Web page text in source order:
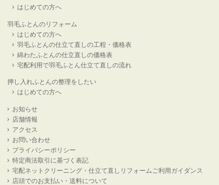
はじめての方へ
羽毛ふとんのリフォーム
はじめての方へ
羽毛ふとんの仕立て直しの工程・価格表
綿わたふとんの仕立直しの価格表
宅配利用で羽毛ふとん仕立て直しの流れ
押し入れふとんの整理をしたい
はじめての方へ
お知らせ
店舗情報
アクセス
お問い合わせ
プライバシーポリシー
特定商法取引に基づく表記
宅配ネットクリーニング・仕立て直しリフォームご利用ガイダンス
店頭でのお支払い・送料について